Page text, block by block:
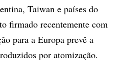
Taiwan e países do
firmado recentemente com
para a Europa prevê a
por atomização.